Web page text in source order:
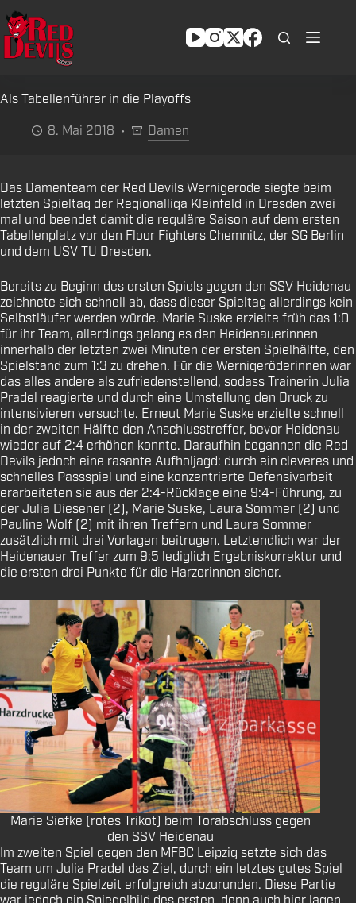
Zum
Inhalt
springen
Als Tabellenführer in die Playoffs
8. Mai 2018
Damen
Das Damenteam der Red Devils Wernigerode siegte beim
letzten Spieltag der Regionalliga Kleinfeld in Dresden zwei
mal und beendet damit die reguläre Saison auf dem ersten
Tabellenplatz vor den Floor Fighters Chemnitz, der SG Berlin
und dem USV TU Dresden.
Bereits zu Beginn des ersten Spiels gegen den SSV Heidenau
zeichnete sich schnell ab, dass dieser Spieltag allerdings kein
Selbstläufer werden würde. Marie Suske erzielte früh das 1:0
für ihr Team, allerdings gelang es den Heidenauerinnen
innerhalb der letzten zwei Minuten der ersten Spielhälfte, den
Spielstand zum 1:3 zu drehen. Für die Wernigeröderinnen war
das alles andere als zufriedenstellend, sodass Trainerin Julia
Pradel reagierte und durch eine Umstellung den Druck zu
intensivieren versuchte. Erneut Marie Suske erzielte schnell
in der zweiten Hälfte den Anschlusstreffer, bevor Heidenau
wieder auf 2:4 erhöhen konnte. Daraufhin begannen die Red
Devils jedoch eine rasante Aufholjagd: durch ein cleveres und
schnelles Passspiel und eine konzentrierte Defensivarbeit
erarbeiteten sie aus der 2:4-Rücklage eine 9:4-Führung, zu
der Julia Diesener (2), Marie Suske, Laura Sommer (2) und
Pauline Wolf (2) mit ihren Treffern und Laura Sommer
zusätzlich mit drei Vorlagen beitrugen. Letztendlich war der
Heidenauer Treffer zum 9:5 lediglich Ergebniskorrektur und
die ersten drei Punkte für die Harzerinnen sicher.
Marie Siefke (rotes Trikot) beim Torabschluss gegen
den SSV Heidenau
Im zweiten Spiel gegen den MFBC Leipzig setzte sich das
Team um Julia Pradel das Ziel, durch ein letztes gutes Spiel
die reguläre Spielzeit erfolgreich abzurunden. Diese Partie